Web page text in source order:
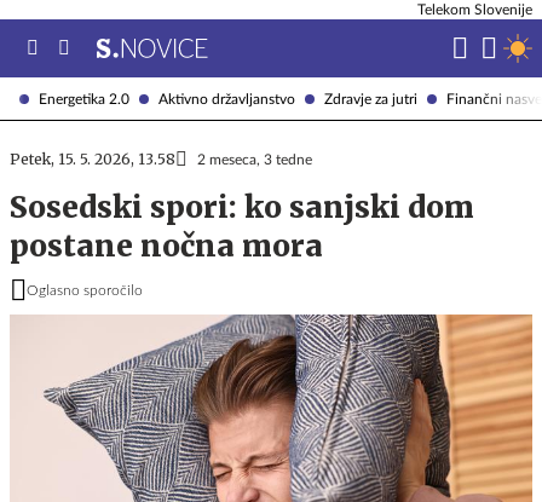
Energetika 2.0 Aktivno državljanstvo Zdravje za jutri Finančni
Telekom Slovenije
Petek, 15. 5. 2026, 13.58 2 meseca, 3 tedne
Sosedski spori: ko sanjski dom
postane nočna mora
Oglasno sporočilo